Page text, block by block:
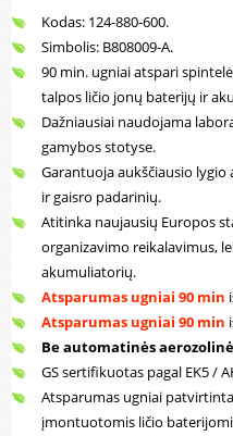
Kodas: 124-880-600.
Simbolis: B808009-A.
90 min. ugniai atspari
talpos ličio jonų baterijų ir
Dažniausiai naudojama
gamybos stotyse.
Garantuoja aukščiausio
ir gaisro padarinių.
Atitinka naujausių Europos
organizavimo reikalavimus,
akumuliatorių.
Atsparumas ugniai 90 min
Atsparumas ugniai 90 min
Be automatinės
GS sertifikuotas pagal EK5 /
Atsparumas ugniai
įmontuotomis ličio